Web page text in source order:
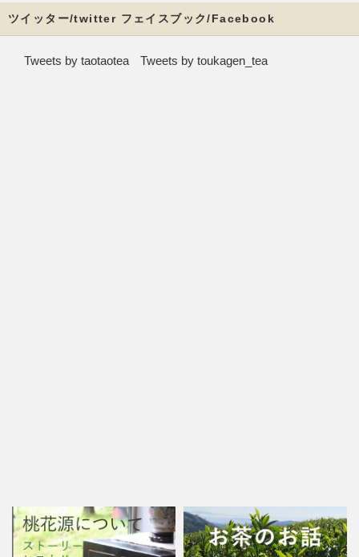
ツイッター/twitter フェイスブック/Facebook
Tweets by taotaotea Tweets by toukagen_tea